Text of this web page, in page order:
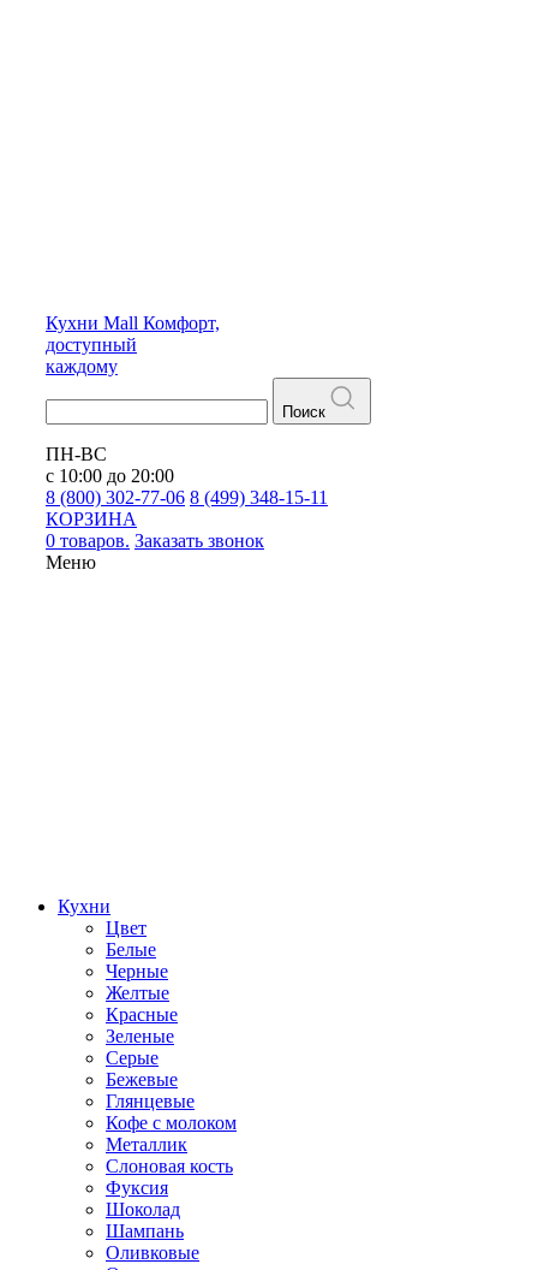
Кухни Mall Комфорт,
доступный
каждому
Поиск
ПН-ВС
с 10:00 до 20:00
8 (800) 302-77-06 8 (499) 348-15-11
КОРЗИНА
0 товаров. Заказать звонок
Меню
Кухни
Цвет
Белые
Черные
Желтые
Красные
Зеленые
Серые
Бежевые
Глянцевые
Кофе с молоком
Металлик
Слоновая кость
Фуксия
Шоколад
Шампань
Оливковые